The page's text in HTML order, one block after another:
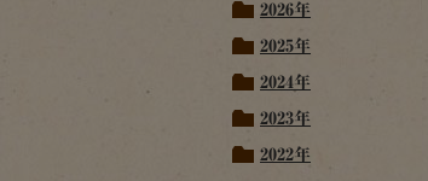
2026年
2025年
2024年
2023年
2022年